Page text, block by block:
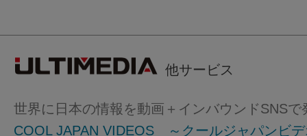
他サービス
世界に日本の情報を動画＋インバウンドSNSで
COOL JAPAN VIDEOS ～クールジャパンビ